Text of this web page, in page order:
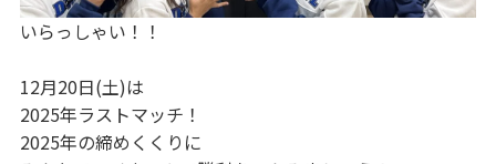
いらっしゃい！！
12月20日(土)は
2025年ラストマッチ！
2025年の締めくくりに